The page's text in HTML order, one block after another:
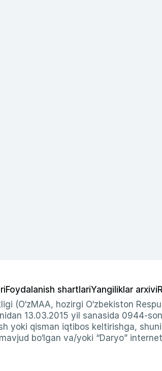
Foydalanish shartlariYangiliklar arxivi
(O‘zMAA, hozirgi O‘zbekiston
13.03.2015 yil sanasida 0944-
yoki qisman iqtibos keltirishga,
bo‘lgan va/yoki “Daryo”